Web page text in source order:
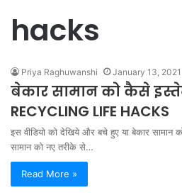
hacks
Priya Raghuwanshi January 13, 2021
बेकार सामान को कैसे
RECYCLING LIFE HACKS
इस वीडियो को देखिये और बचे हुए या बेकार सामान
सामान को नए तरीके से…
Read More »